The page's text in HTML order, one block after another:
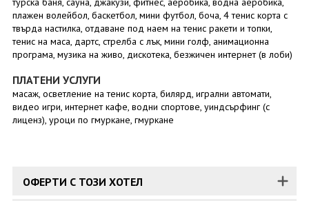
плажен волейбол, баскетбол, мини футбол, боча, 4 тенис корта с
твърда настилка, отдаване под наем на тенис ракети и топки,
тенис на маса, дартс, стрелба с лък, мини голф, анимационна
програма, музика на живо, дискотека, безжичен интернет (в лоби)
ПЛАТЕНИ УСЛУГИ
масаж, осветление на тенис корта, билярд, игрални автомати,
видео игри, интернет кафе, водни спортове, уиндсърфинг (с
лиценз), уроци по гмуркане, гмуркане
ОФЕРТИ С ТОЗИ ХОТЕЛ